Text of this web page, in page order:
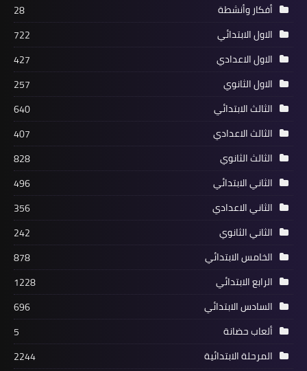
أفكار وأنشطة
28
الاول الابتدائي
722
الاول الاعدادي
427
الاول الثانوي
257
الثالث الابتدائي
640
الثالث الاعدادي
407
الثالث الثانوي
828
الثاني الابتدائي
496
الثاني الاعدادي
356
الثاني الثانوي
242
الخامس الابتدائي
878
الرابع الابتدائي
1228
السادس الابتدائي
696
ألعاب حضانة
5
المرحلة الابتدائية
2244